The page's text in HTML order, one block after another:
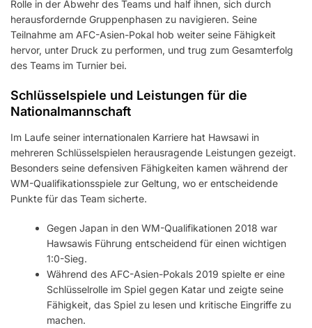
Rolle in der Abwehr des Teams und half ihnen, sich durch
herausfordernde Gruppenphasen zu navigieren. Seine
Teilnahme am AFC-Asien-Pokal hob weiter seine Fähigkeit
hervor, unter Druck zu performen, und trug zum Gesamterfolg
des Teams im Turnier bei.
Schlüsselspiele und Leistungen für die
Nationalmannschaft
Im Laufe seiner internationalen Karriere hat Hawsawi in
mehreren Schlüsselspielen herausragende Leistungen gezeigt.
Besonders seine defensiven Fähigkeiten kamen während der
WM-Qualifikationsspiele zur Geltung, wo er entscheidende
Punkte für das Team sicherte.
Gegen Japan in den WM-Qualifikationen 2018 war
Hawsawis Führung entscheidend für einen wichtigen
1:0-Sieg.
Während des AFC-Asien-Pokals 2019 spielte er eine
Schlüsselrolle im Spiel gegen Katar und zeigte seine
Fähigkeit, das Spiel zu lesen und kritische Eingriffe zu
machen.